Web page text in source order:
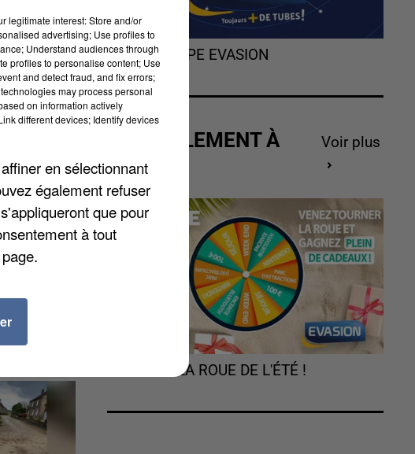
cette
L'HOROSCOPE EVASION
ACTUELLEMENT À
GAGNER
Voir plus
TOURNEZ LA ROUE DE L'ÉTÉ !
legitimate interest: Store and/or
advertising; Use profiles to
Understand audiences through
profiles to personalise content; Use
and detect fraud, and fix errors;
may process personal
on information actively
different devices; Identify devices
en sélectionnant
également refuser
que pour
à tout